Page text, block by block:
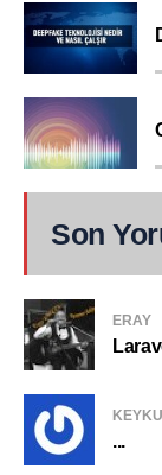
Son
ERAY
...